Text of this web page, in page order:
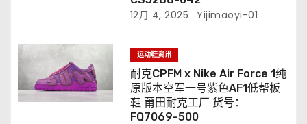
12月 4, 2025 Yijimaoyi-01
运动鞋资讯
耐克CPFM x Nike Air Force 1纯
原版本空军一号紫色AF1低帮板
鞋 莆田耐克工厂 货号：
FQ7069-500